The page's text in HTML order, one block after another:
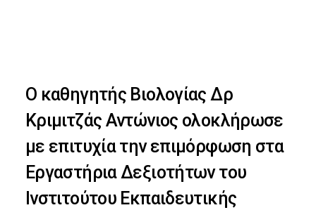
navigation
to
content
Ο καθηγητής Βιολογίας Δρ
Κριμιτζάς Αντώνιος ολοκλήρωσε
με επιτυχία την επιμόρφωση στα
Εργαστήρια Δεξιοτήτων του
Ινστιτούτου Εκπαιδευτικής